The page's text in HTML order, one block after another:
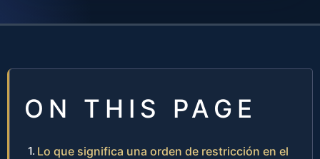
ON THIS PAGE
Lo que significa una orden de restricción en el